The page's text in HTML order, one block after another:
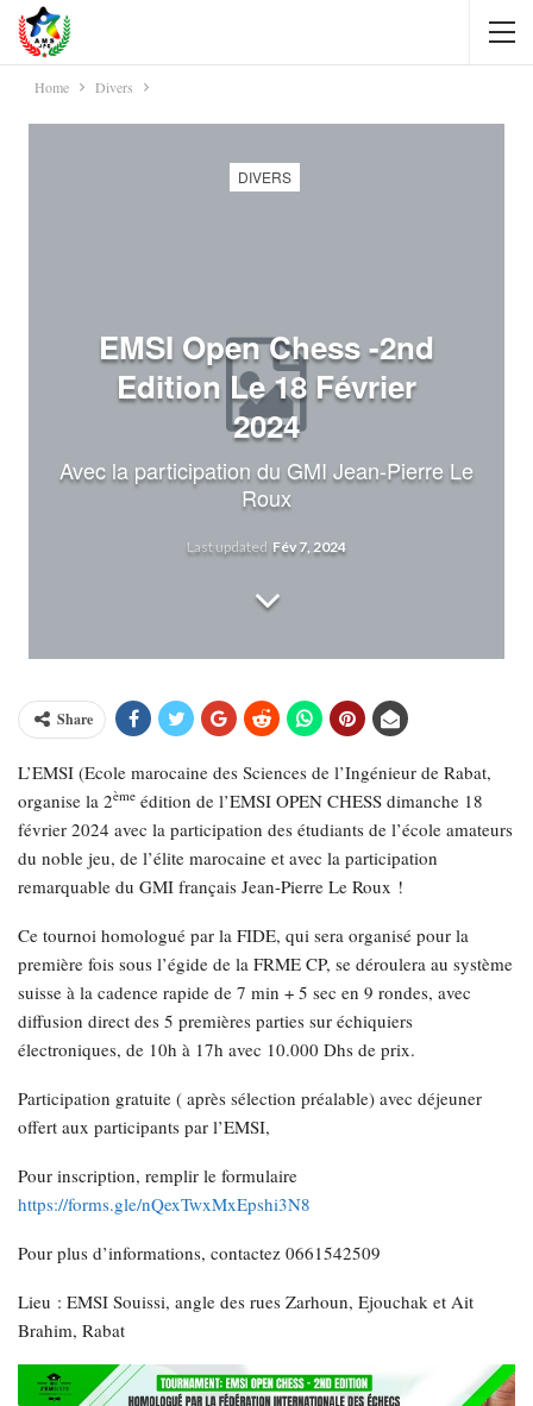
Home Divers
DIVERS
EMSI Open Chess -2nd
Edition Le 18 Février
2024
Avec la participation du GMI Jean-Pierre Le
Roux
Last updated Fév 7, 2024
Share
L’EMSI (Ecole marocaine des Sciences de l’Ingénieur de Rabat,
organise la 2ème édition de l’EMSI OPEN CHESS dimanche 18
février 2024 avec la participation des étudiants de l’école amateurs
du noble jeu, de l’élite marocaine et avec la participation
remarquable du GMI français Jean-Pierre Le Roux !
Ce tournoi homologué par la FIDE, qui sera organisé pour la
première fois sous l’égide de la FRME CP, se déroulera au système
suisse à la cadence rapide de 7 min + 5 sec en 9 rondes, avec
diffusion direct des 5 premières parties sur échiquiers
électroniques, de 10h à 17h avec 10.000 Dhs de prix.
Participation gratuite ( après sélection préalable) avec déjeuner
offert aux participants par l’EMSI,
Pour inscription, remplir le formulaire
https://forms.gle/nQexTwxMxEpshi3N8
Pour plus d’informations, contactez 0661542509
Lieu : EMSI Souissi, angle des rues Zarhoun, Ejouchak et Ait
Brahim, Rabat